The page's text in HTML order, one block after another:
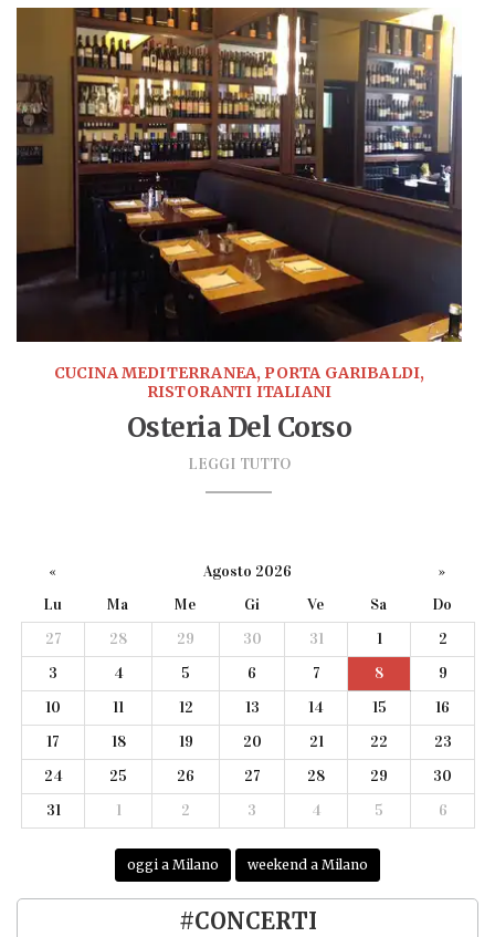
CUCINA MEDITERRANEA, PORTA GARIBALDI,
RISTORANTI ITALIANI
Osteria Del Corso
LEGGI TUTTO
« Agosto 2026
»
Lu
Ma Me Gi Ve Sa
Do
27
28 29 30 31 1
2
3
4 5 6 7 8
9
10
11 12 13 14 15
16
17
18 19 20 21 22
23
24
25 26 27 28 29
30
31
1 2 3 4 5 6
oggi a Milano weekend a Milano
#CONCERTI